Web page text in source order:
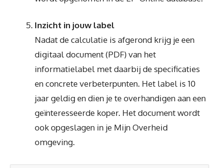
Inzicht in jouw label
Nadat de calculatie is afgerond krijg je een
digitaal document (PDF) van het
informatielabel met daarbij de specificaties
en concrete verbeterpunten. Het label is 10
jaar geldig en dien je te overhandigen aan een
geïnteresseerde koper. Het document wordt
ook opgeslagen in je Mijn Overheid
omgeving.